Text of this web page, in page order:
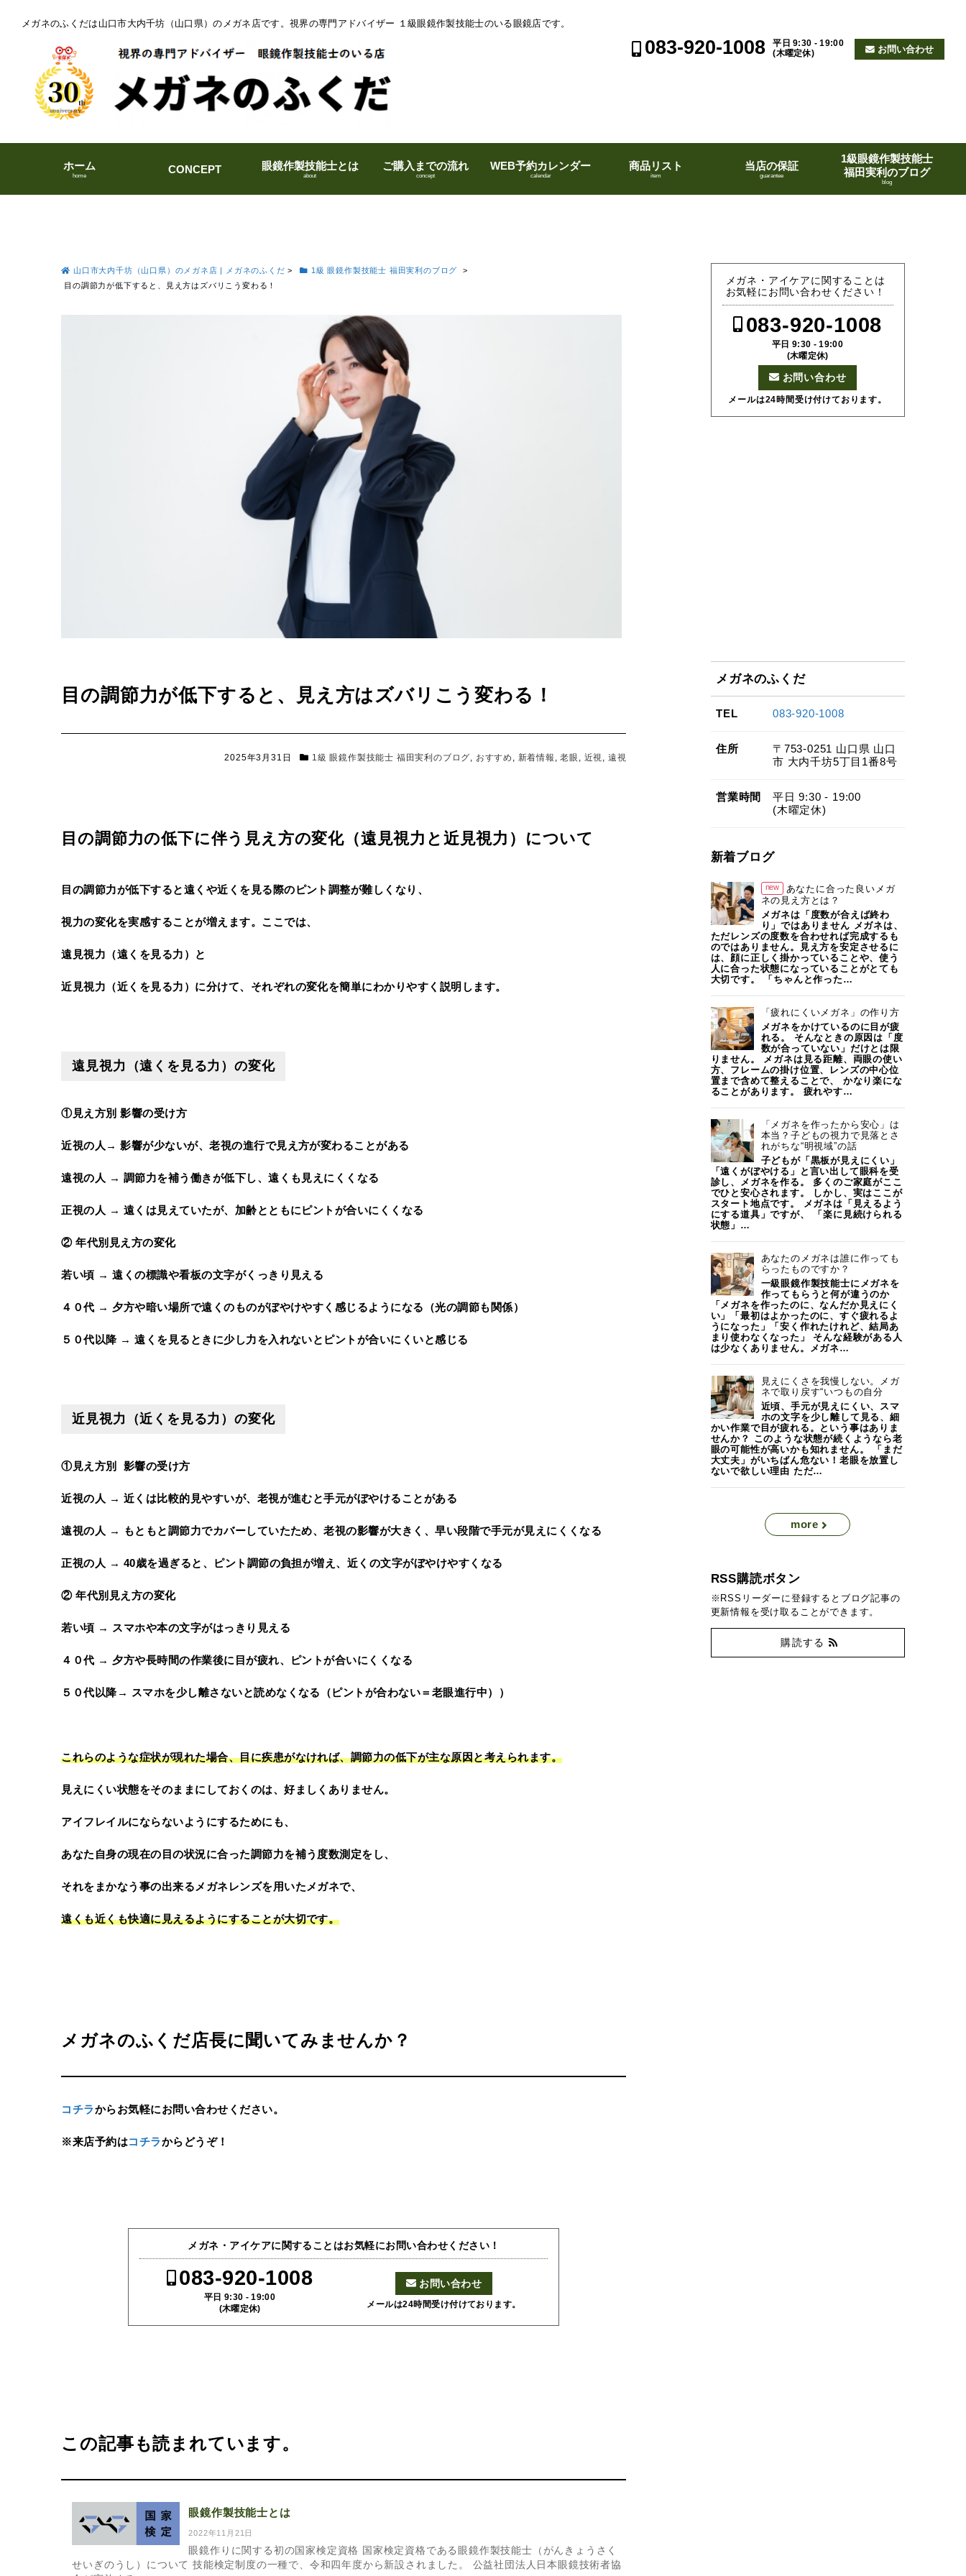
メガネのふくだは山口市大内千坊（山口県）のメガネ店です。視界の専門アドバイザー １級眼鏡作製技能士のいる眼鏡店です。
083-920-1008
平日 9:30 - 19:00
(木曜定休)
お問い合わせ
ホーム
home
CONCEPT 眼鏡作製技能士とは
about
ご購入までの流れ
concept
WEB予約カレンダー
calendar
商品リスト
item
当店の保証
guarantee
1級眼鏡作製技能士
福田実利のブログ
blog
山口市大内千坊（山口県）のメガネ店 | メガネのふくだ > 1級 眼鏡作製技能士 福田実利のブログ
>
目の調節力が低下すると、見え方はズバリこう変わる！
目の調節力が低下すると、見え方はズバリこう変わる！
2025年3月31日 1級 眼鏡作製技能士 福田実利のブログ おすすめ 新着情報 ,老眼 近視 遠視
目の調節力の低下に伴う見え方の変化（遠見視力と近見視力）について
目の調節力が低下すると遠くや近くを見る際のピント調整が難しくなり、
視力の変化を実感することが増えます。ここでは、
遠見視力（遠くを見る力）と
近見視力（近くを見る力）に分けて、それぞれの変化を簡単にわかりやすく説明します。
遠見視力（遠くを見る力）の変化
①見え方別 影響の受け方
近視の人→ 影響が少ないが、老視の進行で見え方が変わることがある
遠視の人 → 調節力を補う働きが低下し、遠くも見えにくくなる
正視の人 → 遠くは見えていたが、加齢とともにピントが合いにくくなる
② 年代別見え方の変化
若い頃 → 遠くの標識や看板の文字がくっきり見える
４０代 → 夕方や暗い場所で遠くのものがぼやけやすく感じるようになる（光の調節も関係）
５０代以降 → 遠くを見るときに少し力を入れないとピントが合いにくいと感じる
近見視力（近くを見る力）の変化
①見え方別 影響の受け方
近視の人 → 近くは比較的見やすいが、老視が進むと手元がぼやけることがある
遠視の人 → もともと調節力でカバーしていたため、老視の影響が大きく、早い段階で手元が見えにくくなる
正視の人 → 40歳を過ぎると、ピント調節の負担が増え、近くの文字がぼやけやすくなる
② 年代別見え方の変化
若い頃 → スマホや本の文字がはっきり見える
４０代 → 夕方や長時間の作業後に目が疲れ、ピントが合いにくくなる
５０代以降→ スマホを少し離さないと読めなくなる（ピントが合わない＝老眼進行中））
これらのような症状が現れた場合、目に疾患がなければ、調節力の低下が主な原因と考えられます。
見えにくい状態をそのままにしておくのは、好ましくありません。
アイフレイルにならないようにするためにも、
あなた自身の現在の目の状況に合った調節力を補う度数測定をし、
それをまかなう事の出来るメガネレンズを用いたメガネで、
遠くも近くも快適に見えるようにすることが大切です。
メガネのふくだ店長に聞いてみませんか？
コチラからお気軽にお問い合わせください。
※来店予約はコチラからどうぞ！
メガネ・アイケアに関することはお気軽にお問い合わせください！
083-920-1008
平日 9:30 - 19:00
(木曜定休)
お問い合わせ
メールは24時間受け付けております。
この記事も読まれています。
眼鏡作製技能士とは
2022年11月21日
眼鏡作りに関する初の国家検定資格 国家検定資格である眼鏡作製技能士（がんきょうさく
せいぎのうし）について 技能検定制度の一種で、令和四年度から新設されました。 公益社団法人日本眼鏡技術者協
メガネ・アイケアに関することは
お気軽にお問い合わせください！
083-920-1008
平日 9:30 - 19:00
(木曜定休)
お問い合わせ
メールは24時間受け付けております。
メガネのふくだ
TEL 083-920-1008
住所 〒753-0251 山口県 山口
市 大内千坊5丁目1番8号
営業時間
平日 9:30 - 19:00
(木曜定休)
新着ブログ
new
あなたに合った良いメガ
ネの見え方とは？
メガネは「度数が合えば終わ
り」ではありません メガネは、
ただレンズの度数を合わせれば完成するも
のではありません。見え方を安定させるに
は、顔に正しく掛かっていることや、使う
人に合った状態になっていることがとても
大切です。 「ちゃんと作った…
「疲れにくいメガネ」の作り方
メガネをかけているのに目が疲
れる。 そんなときの原因は「度
数が合っていない」だけとは限
りません。 メガネは見る距離、両眼の使い
方、フレームの掛け位置、レンズの中心位
置まで含めて整えることで、 かなり楽にな
ることがあります。 疲れやす…
「メガネを作ったから安心」は
本当？子どもの視力で見落とさ
れがちな“明視域”の話
子どもが「黒板が見えにくい」
「遠くがぼやける」と言い出して眼科を受
診し、メガネを作る。 多くのご家庭がここ
でひと安心されます。 しかし、実はここが
スタート地点です。 メガネは「見えるよう
にする道具」ですが、 「楽に見続けられる
状態」…
あなたのメガネは誰に作っても
らったものですか？
一級眼鏡作製技能士にメガネを
作ってもらうと何が違うのか
「メガネを作ったのに、なんだか見えにく
い」「最初はよかったのに、すぐ疲れるよ
うになった」「安く作れたけれど、結局あ
まり使わなくなった」 そんな経験がある人
は少なくありません。メガネ…
見えにくさを我慢しない。メガ
ネで取り戻す“いつもの自分
近頃、手元が見えにくい、スマ
ホの文字を少し離して見る、細
かい作業で目が疲れる。という事はありま
せんか？ このような状態が続くようなら老
眼の可能性が高いかも知れません。 「まだ
大丈夫」がいちばん危ない！老眼を放置し
ないで欲しい理由 ただ…
more
RSS購読ボタン
※RSSリーダーに登録するとブログ記事の
更新情報を受け取ることができます。
購読する